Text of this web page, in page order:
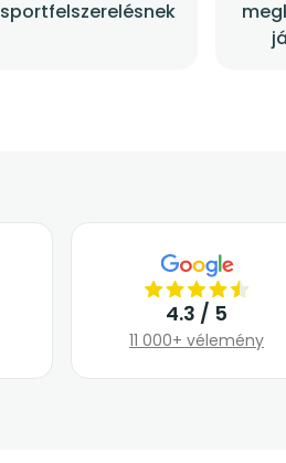
sportfelszerelésnek
4.3 / 5
11 000+ vélemény